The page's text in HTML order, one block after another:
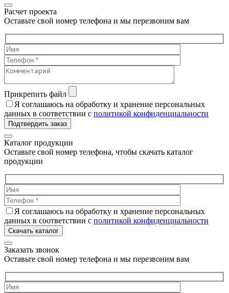
Расчет проекта
Оставьте свой номер телефона и мы перезвоним вам
Прикрепить файл
Я соглашаюсь на обработку и хранение персональных
данных в соответствии с политикой конфиденциальности
Подтвердить заказ
Каталог продукции
Оставьте свой номер телефона, чтобы скачать каталог
продукции
Я соглашаюсь на обработку и хранение персональных
данных в соответствии с политикой конфиденциальности
Скачать каталог
Заказать звонок
Оставьте свой номер телефона и мы перезвоним вам